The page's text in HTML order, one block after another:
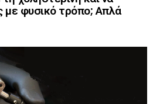
με φυσικό τρόπο; Απλά